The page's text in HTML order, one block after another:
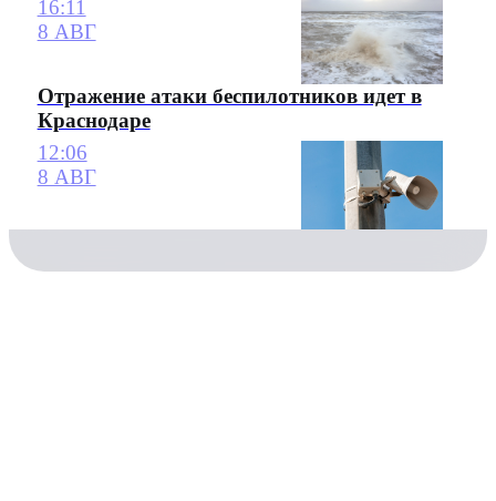
16:11
8 АВГ
Отражение атаки беспилотников идет в
Краснодаре
12:06
8 АВГ